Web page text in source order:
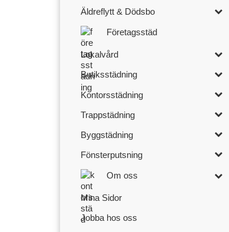
Äldreflytt & Dödsbo
Företagsstäd
Lokalvård
Butiksstädning
Kontorsstädning
Trappstädning
Byggstädning
Fönsterputsning
Om oss
Mina Sidor
Jobba hos oss